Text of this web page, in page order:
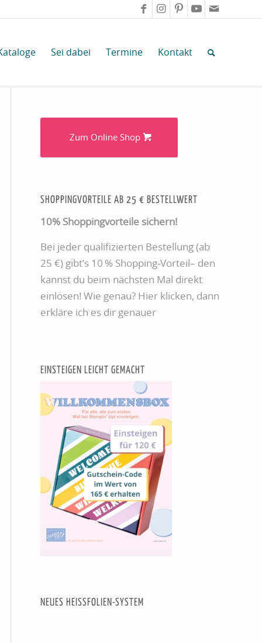
Sei dabei Termine Kontakt
Zum Online Shop
SHOPPINGVORTEILE AB 25 € BESTELLWERT
10% Shoppingvorteile sichern!
Bei jeder qualifizierten Bestellung (ab
25 €) gibt’s 10 % Shopping-Vorteil– den
kannst du beim nächsten Mal direkt
einlösen! Wie genau? Hier klicken, dann
erkläre ich es dir genauer
EINSTEIGEN LEICHT GEMACHT
NEUES HEISSFOLIEN-SYSTEM